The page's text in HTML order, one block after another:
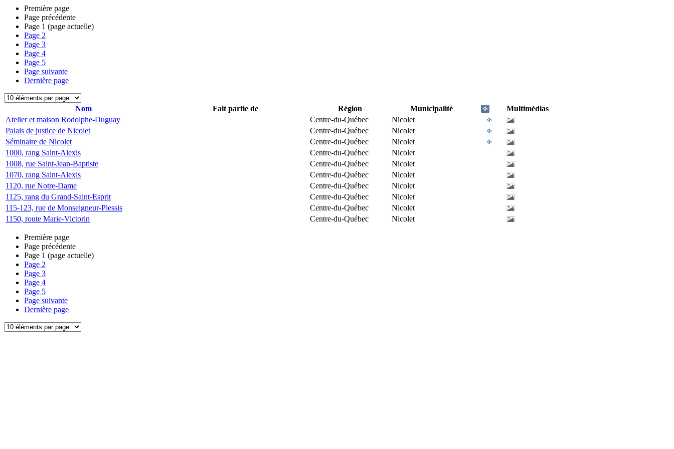
Première page
Page précédente
Page 1 (page actuelle)
Page 2
Page 3
Page 4
Page 5
Page suivante
Dernière page
Nom Fait partie de Région Municipalité
Multimédias
Atelier et maison Rodolphe-Duguay
Centre-du-Québec
Nicolet
Palais de justice de Nicolet
Centre-du-Québec
Nicolet
Séminaire de Nicolet
Centre-du-Québec
Nicolet
1000, rang Saint-Alexis
Centre-du-Québec
Nicolet
1008, rue Saint-Jean-Baptiste
Centre-du-Québec
Nicolet
1070, rang Saint-Alexis
Centre-du-Québec
Nicolet
1120, rue Notre-Dame
Centre-du-Québec
Nicolet
1125, rang du Grand-Saint-Esprit
Centre-du-Québec
Nicolet
115-123, rue de Monseigneur-Plessis
Centre-du-Québec
Nicolet
1150, route Marie-Victorin
Centre-du-Québec Nicolet
Première page
Page précédente
Page 1 (page actuelle)
Page 2
Page 3
Page 4
Page 5
Page suivante
Dernière page